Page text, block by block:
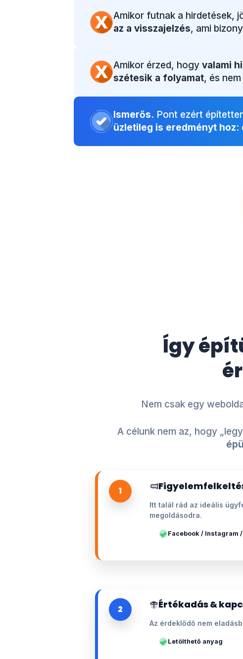
Amikor futnak a hirdetések,
az a visszajelzés, ami
Amikor érzed, hogy valami
szétesik a folyamat, és
Ismerős. Pont ezért
üzletileg is eredményt hoz:
Így
Nem csak egy
A célunk nem az, hogy
1
Itt talál rád az ideális
megoldásodra.
Facebook / Instagram
2 Értékadás &
Az érdeklődő nem
Letölthető anyag